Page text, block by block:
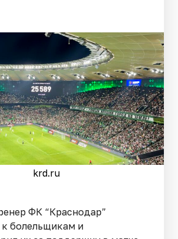
krd.ru
ФК “Краснодар”
к болельщикам и